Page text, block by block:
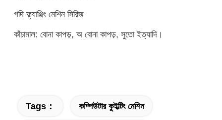
গদি ফ্ল্যাঞ্জিং মেশিন সিরিজ
কাঁচামাল: বোনা কাপড়, অ বোনা কাপড়, সুতো ইত্যাদি।
Tags： কম্পিউটার কুইল্টিং মেশিন